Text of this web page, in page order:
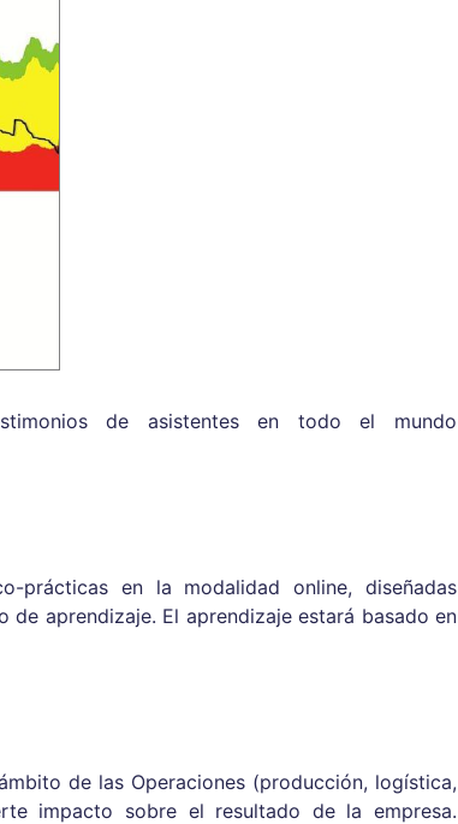
de asistentes en todo el mundo
prácticas en la modalidad online, diseñadas
aprendizaje. El aprendizaje estará basado en
de las Operaciones (producción, logística,
impacto sobre el resultado de la empresa.